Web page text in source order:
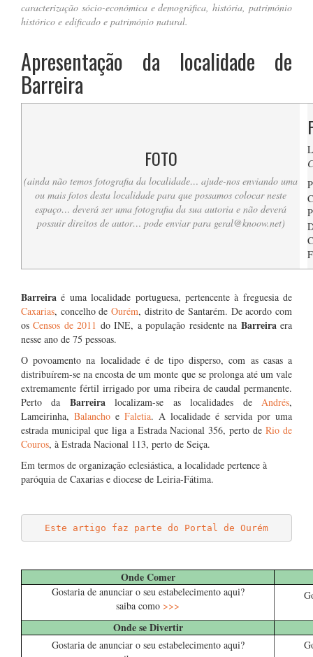
caracterização sócio-económica e demográfica, história, património
histórico e edificado e património natural.
Apresentação da localidade de
Barreira
FOTO
(ainda não temos fotografia da localidade… ajude-nos enviando uma
ou mais fotos desta localidade para que possamos colocar neste
espaço… deverá ser uma fotografia da sua autoria e não deverá
possuir direitos de autor… pode enviar para geral@knoow.net)
Barreira é uma localidade portuguesa, pertencente à freguesia de
Caxarias, concelho de Ourém, distrito de Santarém. De acordo com
osCensos de 2011 do INE, a população residente na Barreiraera
nesse ano de 75 pessoas.
O povoamento na localidade é de tipo disperso, com as casas a
distribuírem-se na encosta de um monte que se prolonga até um vale
extremamente fértil irrigado por uma ribeira de caudal permanente.
Perto da Barreiralocalizam-se as localidades deAndrés,
Lameirinha, Balancho e Faletia. A localidade é servida por uma
estrada municipal que liga a Estrada Nacional 356, perto deRio de
Couros, à Estrada Nacional 113, perto de Seiça.
Em termos de organização eclesiástica, a localidade pertence à
paróquia de Caxarias e diocese de Leiria-Fátima.
Este artigo faz parte do Portal de Ourém
Onde Comer
Gostaria de anunciar o seu estabelecimento aqui?
saiba como >>>
Onde se Divertir
Gostaria de anunciar o seu estabelecimento aqui?